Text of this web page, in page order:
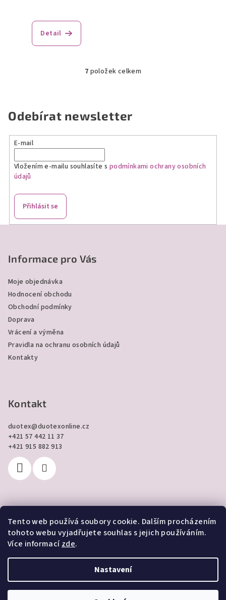
Tento web používá soubory cookie. Dalším procházením
tohoto webu vyjadřujete souhlas s jejich používáním.
Více informacízde.
Nastavení
Detail
O
á
d
a
p
v
7 položek celkem
Odebírat newsletter
E-mail
Vložením e-mailu souhlasíte s podmínkami ochrany osobních
údajů
Přihlásit se
Informace pro Vás
Moje objednávka
Hodnocení obchodu
Obchodní podmínky
Doprava
Vrácení a výměna
Pravidla na ochranu osobních údajů
Kontakty
Kontakt
duotex@duotexonline.cz
+421 57 442 11 37
+421 915 882 913
Přijímáme online platby